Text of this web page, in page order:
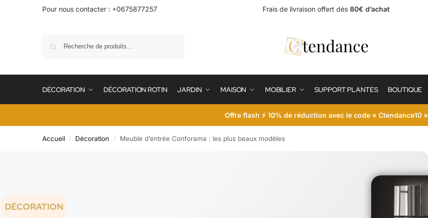
Pour nous contacter : +0675877257 Frais de livraison offert dès 80€ d’achat
DÉCORATION DÉCORATION ROTIN JARDIN MAISON MOBILIER SUPPORT PLANTES BOUTIQUE
Offre flash ⚡ 10% de réduction avec le code « Ctendance10 »
Accueil / Décoration / Meuble d’entrée Conforama : les plus beaux modèles
DÉCORATION